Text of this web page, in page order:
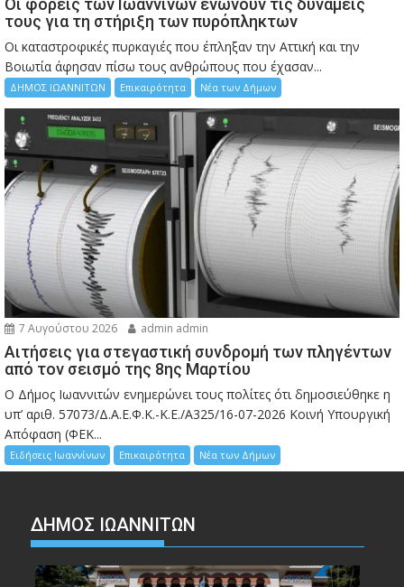
Οι φορείς των Ιωαννίνων ενώνουν τις δυνάμεις
τους για τη στήριξη των πυρόπληκτων
Οι καταστροφικές πυρκαγιές που έπληξαν την Αττική και την
Bοιωτία άφησαν πίσω τους ανθρώπους που έχασαν...
ΔΗΜΟΣ ΙΩΑΝΝΙΤΩΝ Επικαιρότητα Νέα των Δήμων
7 Αυγούστου 2026 admin admin
Αιτήσεις για στεγαστική συνδρομή των πληγέντων
από τον σεισμό της 8ης Μαρτίου
Ο Δήμος Ιωαννιτών ενημερώνει τους πολίτες ότι δημοσιεύθηκε η
υπ’ αριθ. 57073/Δ.Α.Ε.Φ.Κ.-Κ.Ε./Α325/16-07-2026 Κοινή Υπουργική
Απόφαση (ΦΕΚ...
Ειδήσεις Ιωαννίνων Επικαιρότητα Νέα των Δήμων
ΔΗΜΟΣ ΙΩΑΝΝΙΤΩΝ